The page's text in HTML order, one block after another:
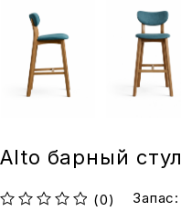
Alto барный стул
(0) Запас: